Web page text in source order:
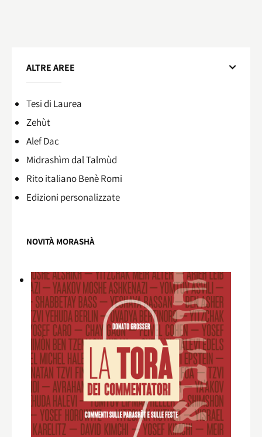
ALTRE AREE
Tesi di Laurea
Zehùt
Alef Dac
Midrashìm dal Talmùd
Rito italiano Benè Romi​
Edizioni personalizzate
NOVITÀ MORASHÀ